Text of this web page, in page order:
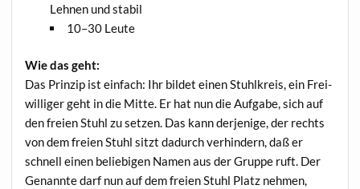
Leh­nen und stabil
10–30 Leu­te
Wie das geht:
Das Prin­zip ist ein­fach: Ihr bil­det einen Stuhl­kreis, ein Frei­
wil­li­ger geht in die Mit­te. Er hat nun die Auf­ga­be, sich auf
den frei­en Stuhl zu set­zen. Das kann der­je­ni­ge, der rechts
von dem frei­en Stuhl sitzt dadurch ver­hin­dern, daß er
schnell einen belie­bi­gen Namen aus der Grup­pe ruft. Der
Genann­te darf nun auf dem frei­en Stuhl Platz neh­men,